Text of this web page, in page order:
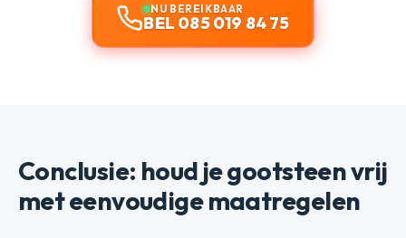
NU BEREIKBAAR
BEL 085 019 84 75
Conclusie: houd je gootsteen vrij
met eenvoudige maatregelen